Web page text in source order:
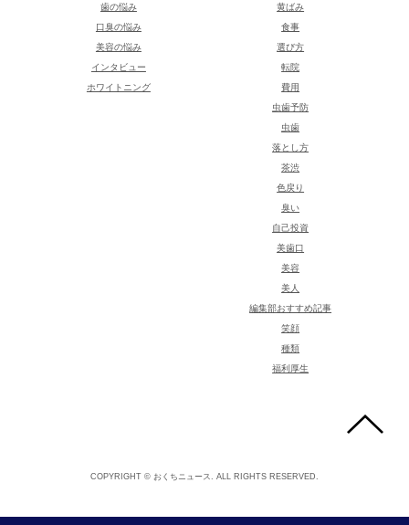
歯の悩み
口臭の悩み
美容の悩み
インタビュー
ホワイトニング
黄ばみ
食事
選び方
転院
費用
虫歯予防
虫歯
落とし方
茶渋
色戻り
臭い
自己投資
美歯口
美容
美人
編集部おすすめ記事
笑顔
種類
福利厚生
COPYRIGHT © おくちニュース. ALL RIGHTS RESERVED.